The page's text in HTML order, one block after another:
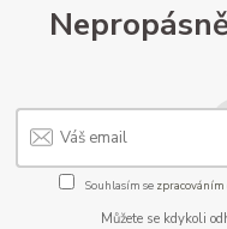
Souhlasím se
Můžete se kdykoli